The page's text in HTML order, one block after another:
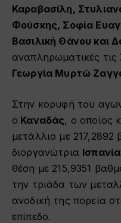
Καραβασίλη,
Φούσκης, Σοφία
Βασιλική Θάνου και
αναπληρωματικές τις
Γεωργία Μυρτώ
Στην κορυφή του
ο Καναδάς, ο οποίος
μετάλλιο με
διοργανώτρια Ισπανία
θέση με 215,9351
την τριάδα των
ανοδική της πορεία
επίπεδο.